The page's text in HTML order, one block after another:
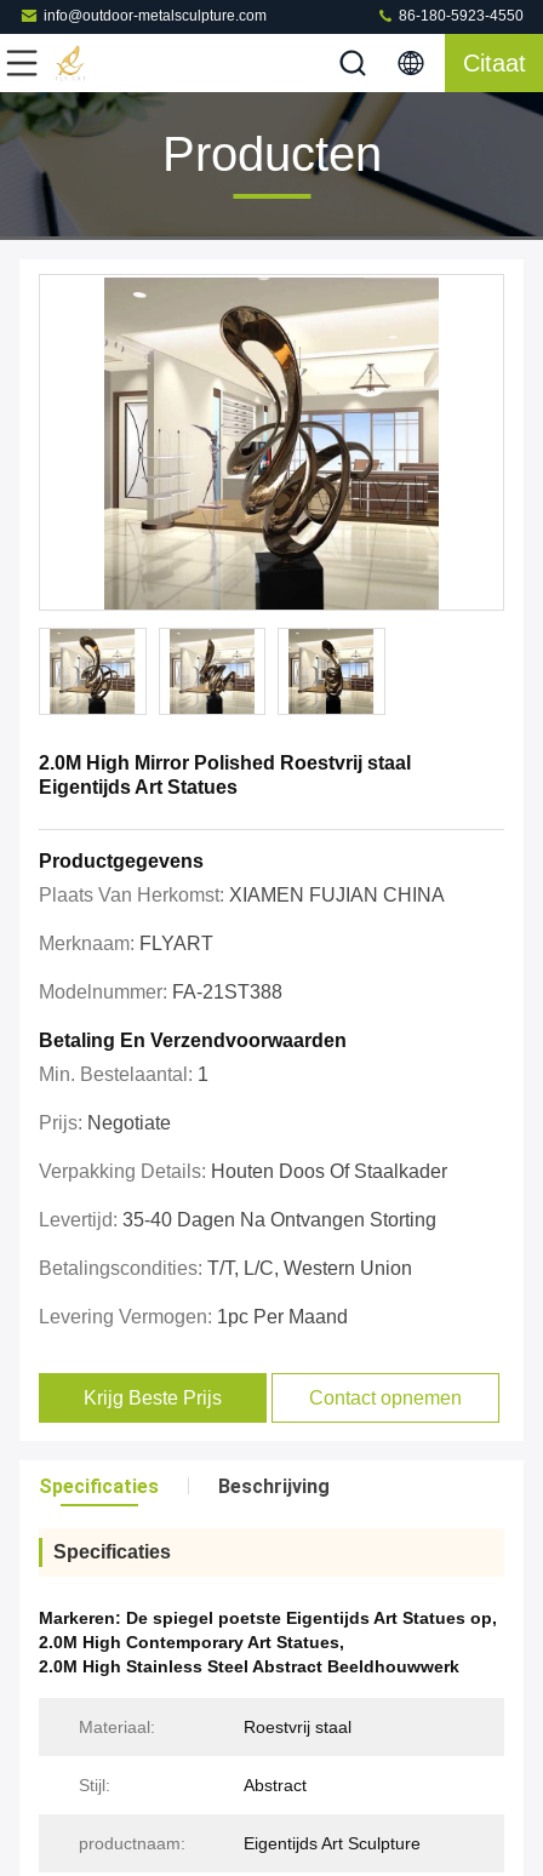
info@outdoor-metalsculpture.com 86-180-5923-4550
Citaat
Producten
2.0M High Mirror Polished Roestvrij staal
Eigentijds Art Statues
Productgegevens
Plaats Van Herkomst: XIAMEN FUJIAN CHINA
Merknaam: FLYART
Modelnummer: FA-21ST388
Betaling En Verzendvoorwaarden
Min. Bestelaantal: 1
Prijs: Negotiate
Verpakking Details: Houten Doos Of Staalkader
Levertijd: 35-40 Dagen Na Ontvangen Storting
Betalingscondities: T/T, L/C, Western Union
Levering Vermogen: 1pc Per Maand
Krijg Beste Prijs Contact opnemen
Specificaties Beschrijving
Specificaties
Markeren: De spiegel poetste Eigentijds Art Statues op,
2.0M High Contemporary Art Statues,
2.0M High Stainless Steel Abstract Beeldhouwwerk
Materiaal: Roestvrij staal
Stijl: Abstract
productnaam: Eigentijds Art Sculpture